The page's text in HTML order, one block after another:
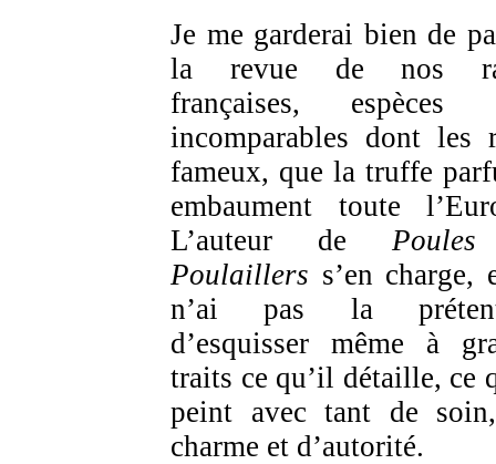
Je me garderai bien de
la revue de nos
françaises, espèces
incomparables dont les
fameux, que la truffe
embaument toute
L’auteur de
Poulaillers s’en charge,
n’ai pas la
d’esquisser même à
traits ce qu’il détaille, ce
peint avec tant de
charme et d’autorité.